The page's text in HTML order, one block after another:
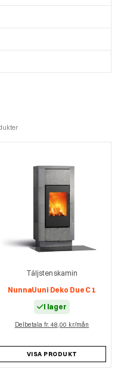
Täljstenskamin
NunnaUuni Deko Due C 1
I lager
Delbetala fr. 48,00 kr/mån
VISA PRODUKT